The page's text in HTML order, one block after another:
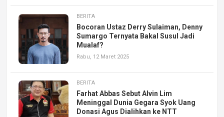
BERITA
Bocoran Ustaz Derry Sulaiman, Denny
Sumargo Ternyata Bakal Susul Jadi
Mualaf?
Rabu, 12 Maret 2025
BERITA
Farhat Abbas Sebut Alvin Lim
Meninggal Dunia Gegara Syok Uang
Donasi Agus Dialihkan ke NTT